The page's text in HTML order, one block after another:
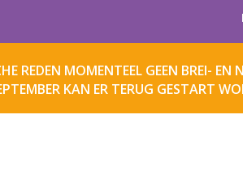
REDEN MOMENTEEL GEEN BREI- EN
KAN ER TERUG GESTART